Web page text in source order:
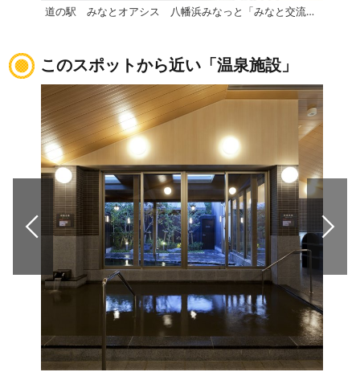
道の駅 みなとオアシス 八幡浜みなっと「みなと交流館」
このスポットから近い「温泉施設」